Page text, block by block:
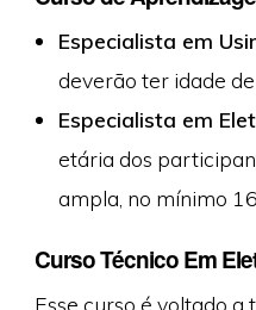
Especialista em
deverão ter idade
Especialista em
etária dos
ampla, no mínimo
Curso Técnico Em
Esse curso é voltado a